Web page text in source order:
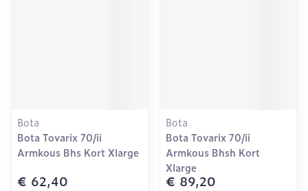
Bota
Bota Tovarix 70/ii
Armkous Bhs Kort Xlarge
€ 62,40
Bota
Bota Tovarix 70/ii
Armkous Bhsh Kort
Xlarge
€ 89,20